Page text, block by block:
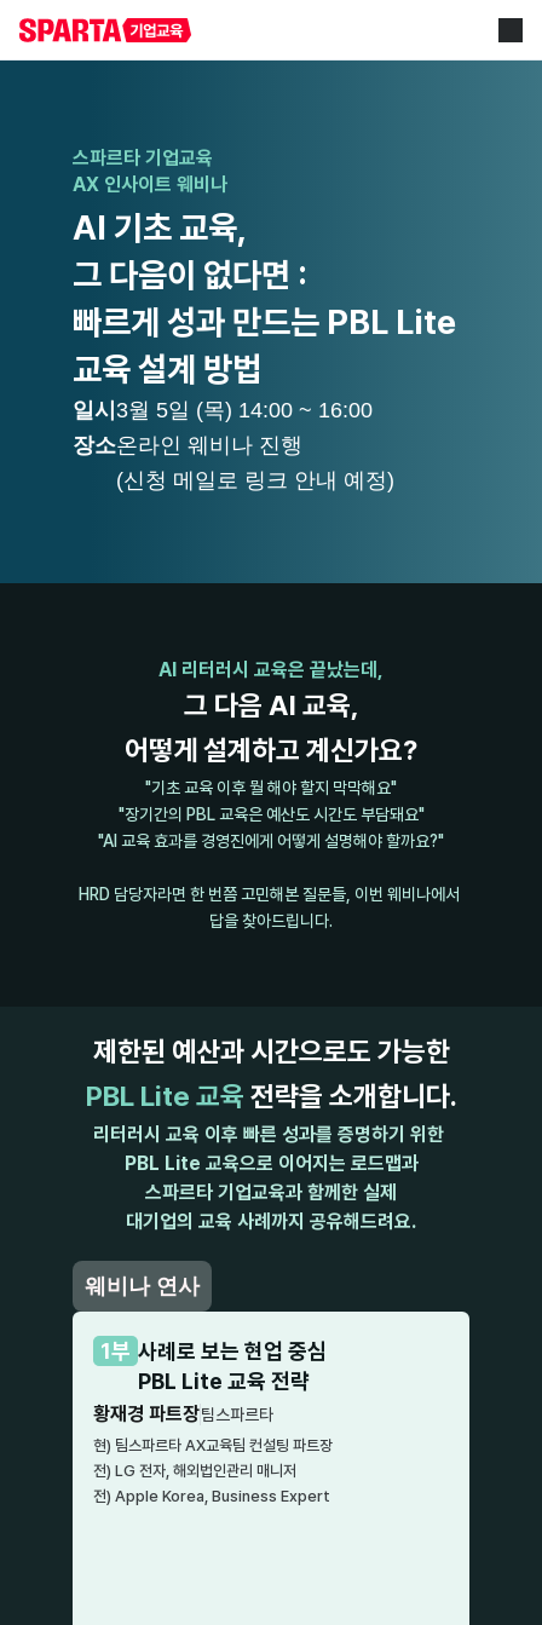
스파르타 기업교육
AX 인사이트 웨비나
AI 기초 교육,
그 다음이 없다면 :
빠르게 성과 만드는 PBL Lite
교육 설계 방법
일시
장소
3월 5일 (목) 14:00 ~ 16:00
온라인 웨비나 진행
(신청 메일로 링크 안내 예정)
AI 리터러시 교육은 끝났는데,
그 다음 AI 교육,
어떻게 설계하고 계신가요?
"기초 교육 이후 뭘 해야 할지 막막해요"
"장기간의 PBL 교육은 예산도 시간도 부담돼요"
"AI 교육 효과를 경영진에게 어떻게 설명해야 할까요?"
HRD 담당자라면 한 번쯤 고민해본 질문들, 이번 웨비나에서
답을 찾아드립니다.
제한된 예산과 시간으로도 가능한
PBL Lite 교육 전략을 소개합니다.
리터러시 교육 이후 빠른 성과를 증명하기 위한
PBL Lite 교육으로 이어지는 로드맵과
스파르타 기업교육과 함께한 실제
대기업의 교육 사례까지 공유해드려요.
웨비나 연사
1부 사례로 보는 현업 중심
PBL Lite 교육 전략
황재경 파트장팀스파르타
현) 팀스파르타 AX교육팀 컨설팅 파트장
전) LG 전자, 해외법인관리 매니저
전) Apple Korea, Business Expert